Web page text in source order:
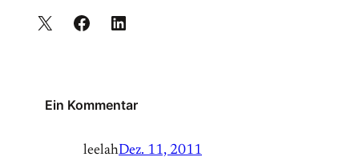
Ein Kommentar
leelahDez. 11, 2011